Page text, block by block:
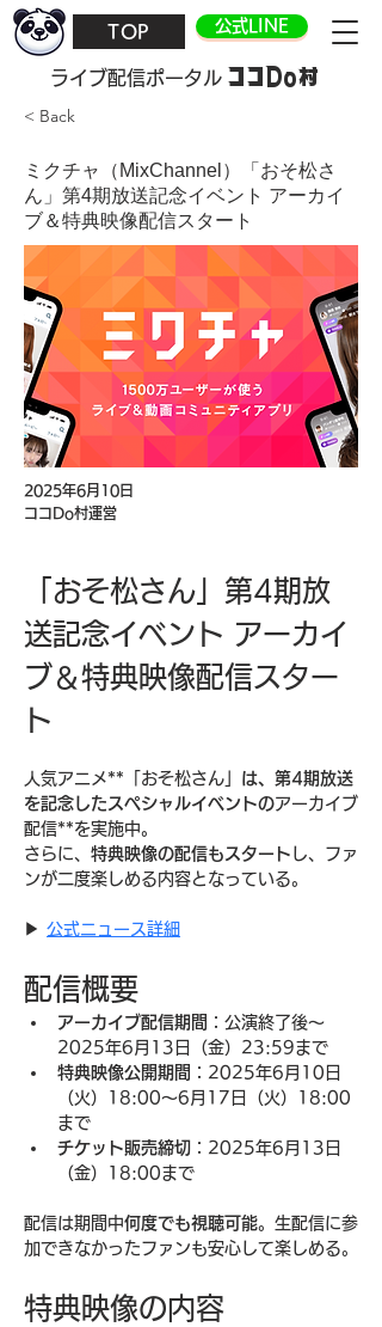
TOP 公式LINE
​ライブ配信ポータル ココDo村
< Back
ミクチャ（MixChannel）「おそ松さ
ん」第4期放送記念イベント アーカイ
ブ＆特典映像配信スタート
2025年6月10日
ココDo村運営
「おそ松さん」第4期放
送記念イベント アーカイ
ブ＆特典映像配信スター
ト
人気アニメ**「おそ松さん」 は、第4期放送
を記念したスペシャルイベントのアーカイブ
配信**を実施中。
さらに、 特典映像の配信もスタート し、ファ
ンが二度楽しめる内容となっている。
▶︎ 公式ニュース詳細
配信概要
アーカイブ配信期間 ：公演終了後〜
2025年6月13日（金）23:59まで
特典映像公開期間 ：2025年6月10日
（火）18:00〜6月17日（火）18:00
まで
チケット販売締切 ：2025年6月13日
（金）18:00まで
配信は期間中何度でも視聴可能。生配信に参
加できなかったファンも安心して楽しめる。
特典映像の内容